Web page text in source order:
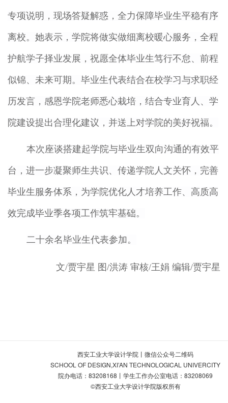
专项说明，现场答疑解惑，全力保障毕业生平稳有序
离校。她表示，学院将做实做细离校暖心服务，全程
护航学子择业发展，祝愿全体毕业生笃行不怠、前程
似锦、未来可期。毕业生代表结合在校学习与求职经
历发言，感恩学院老师悉心栽培，结合专业育人、学
院建设提出合理化建议，并送上对学院的美好祝福。
本次座谈搭建起学院与毕业生双向沟通的有效平
台，进一步凝聚师生共识、传递学院人文关怀，完善
毕业生服务体系，为学院优化人才培养工作、高质高
效完成毕业季各项工作筑牢基础。
二十余名毕业生代表参加。
文/贾宇星 图/洪涛 审核/王娟 编辑/贾宇星
西安工业大学设计学院丨微信公众号二维码
SCHOOL OF DESIGN,XI’AN TECHNOLOGICAL UNIVERCITY
院办电话：83208168丨学生工作办公室电话：83208069
©西安工业大学设计学院版权所有